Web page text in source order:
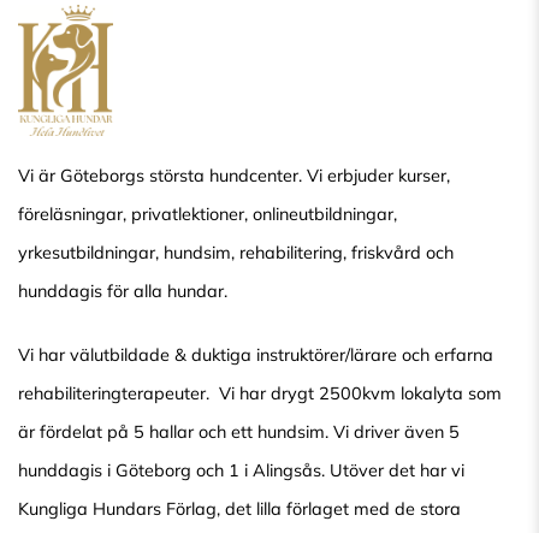
Vi är Göteborgs största hundcenter. Vi erbjuder kurser,
föreläsningar, privatlektioner, onlineutbildningar,
yrkesutbildningar, hundsim, rehabilitering, friskvård och
hunddagis för alla hundar.
Vi har välutbildade & duktiga instruktörer/lärare och erfarna
rehabiliteringterapeuter. Vi har drygt 2500kvm lokalyta som
är fördelat på 5 hallar och ett hundsim. Vi driver även 5
hunddagis i Göteborg och 1 i Alingsås. Utöver det har vi
Kungliga Hundars Förlag, det lilla förlaget med de stora